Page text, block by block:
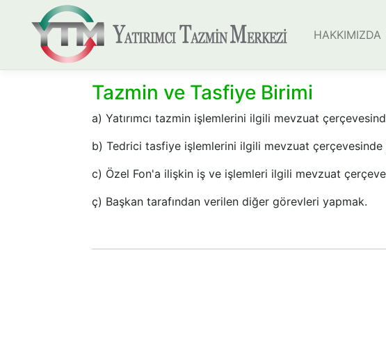
HAKKIMIZDA
Tazmin ve Tasfiye Birimi
a) Yatırımcı tazmin işlemlerini ilgili mevzuat
b) Tedrici tasfiye işlemlerini ilgili mevzuat çerçevesinde
c) Özel Fon'a ilişkin iş ve işlemleri ilgili mevzuat
ç) Başkan tarafından verilen diğer görevleri yapmak.​